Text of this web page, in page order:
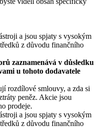
a jsou spjaty s vysokým
z důvodu finančního
zaznamenává v důsledku
u tohoto dodavatele
rozdílové smlouvy, a zda si
peněz. Akcie jsou
prodeje.
a jsou spjaty s vysokým
z důvodu finančního